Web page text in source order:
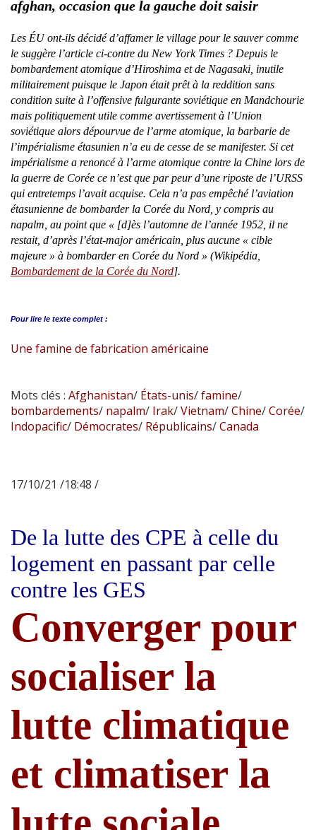
afghan, occasion que la gauche doit saisir
Les ÉU ont-ils décidé d’affamer le village pour le sauver comme
le suggère l’article ci-contre du New York Times ? Depuis le
bombardement atomique d’Hiroshima et de Nagasaki, inutile
militairement puisque le Japon était prêt à la reddition sans
condition suite à l’offensive fulgurante soviétique en Mandchourie
mais politiquement utile comme avertissement à l’Union
soviétique alors dépourvue de l’arme atomique, la barbarie de
l’impérialisme étasunien n’a eu de cesse de se manifester. Si cet
impérialisme a renoncé à l’arme atomique contre la Chine lors de
la guerre de Corée ce n’est que par peur d’une riposte de l’URSS
qui entretemps l’avait acquise. Cela n’a pas empêché l’aviation
étasunienne de bombarder la Corée du Nord, y compris au
napalm, au point que « [d]ès l’automne de l’année 1952, il ne
restait, d’après l’état-major américain, plus aucune « cible
majeure » à bombarder en Corée du Nord » (Wikipédia,
Bombardement de la Corée du Nord].
Pour lire le texte complet :
Une famine de fabrication américaine
Mots clés : Afghanistan/ États-unis/famine/
bombardements/ napalm/ Irak/Vietnam/Chine/Corée/
Indopacific/ Démocrates/ Républicains/Canada
17/10/21 /18:48 /
De la lutte des CPE à celle du
logement en passant par celle
contre les GES
Converger pour
socialiser la
lutte climatique
et climatiser la